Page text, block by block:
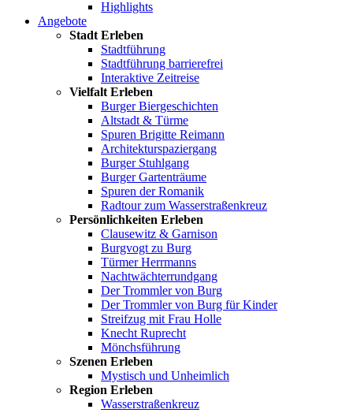
Highlights
Angebote
Stadt Erleben
Stadtführung
Stadtführung barrierefrei
Interaktive Zeitreise
Vielfalt Erleben
Burger Biergeschichten
Altstadt & Türme
Spuren Brigitte Reimann
Architekturspaziergang
Burger Stuhlgang
Burger Gartenträume
Spuren der Romanik
Radtour zum Wasserstraßenkreuz
Persönlichkeiten Erleben
Clausewitz & Garnison
Burgvogt zu Burg
Türmer Herrmanns
Nachtwächterrundgang
Der Trommler von Burg
Der Trommler von Burg für Kinder
Streifzug mit Frau Holle
Knecht Ruprecht
Mönchsführung
Szenen Erleben
Mystisch und Unheimlich
Region Erleben
Wasserstraßenkreuz